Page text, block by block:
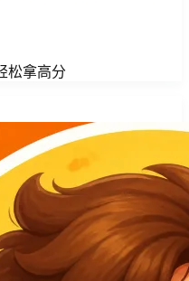
松拿高分